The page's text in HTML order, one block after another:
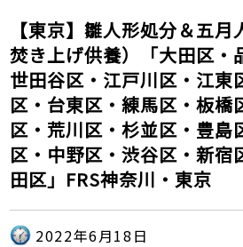
【東京】雛人形処分＆五
焚き上げ供養）「大田区・
世田谷区・江戸川区・江東
区・台東区・練馬区・板橋
区・荒川区・杉並区・豊島
区・中野区・渋谷区・新宿
田区」FRS神奈川・東京
2022年6月18日